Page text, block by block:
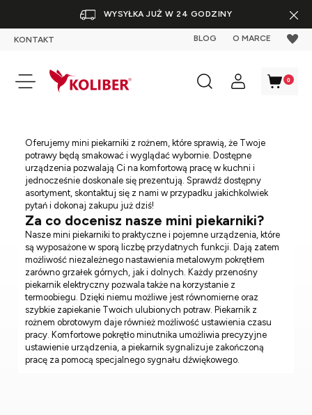
WYSYŁKA JUŻ W 24 GODZINY
KONTAKT BLOG O MARCE
Oferujemy mini piekarniki z rożnem, które sprawią, że Twoje
potrawy będą smakować i wyglądać wybornie. Dostępne
urządzenia pozwalają Ci na komfortową pracę w kuchni i
jednocześnie doskonale się prezentują. Sprawdź dostępny
asortyment, skontaktuj się z nami w przypadku jakichkolwiek
pytań i dokonaj zakupu już dziś!
Za co docenisz nasze mini piekarniki?
Nasze mini piekarniki to praktyczne i pojemne urządzenia, które
są wyposażone w sporą liczbę przydatnych funkcji. Dają zatem
możliwość niezależnego nastawienia metalowym pokrętłem
zarówno grzałek górnych, jak i dolnych. Każdy przenośny
piekarnik elektryczny pozwala także na korzystanie z
termoobiegu. Dzięki niemu możliwe jest równomierne oraz
szybkie zapiekanie Twoich ulubionych potraw. Piekarnik z
rożnem obrotowym daje również możliwość ustawienia czasu
pracy. Komfortowe pokrętło minutnika umożliwia precyzyjne
ustawienie urządzenia, a piekarnik sygnalizuje zakończoną
pracę za pomocą specjalnego sygnału dźwiękowego.